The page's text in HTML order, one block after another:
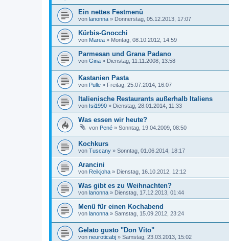
Ein nettes Festmenü
von lanonna » Donnerstag, 05.12.2013, 17:07
Kürbis-Gnocchi
von Marea » Montag, 08.10.2012, 14:59
Parmesan und Grana Padano
von Gina » Dienstag, 11.11.2008, 13:58
Kastanien Pasta
von Pulle » Freitag, 25.07.2014, 16:07
Italienische Restaurants außerhalb Italiens
von Isi1990 » Dienstag, 28.01.2014, 11:33
Was essen wir heute?
von Pené » Sonntag, 19.04.2009, 08:50
Kochkurs
von Tuscany » Sonntag, 01.06.2014, 18:17
Arancini
von Reikjoha » Dienstag, 16.10.2012, 12:12
Was gibt es zu Weihnachten?
von lanonna » Dienstag, 17.12.2013, 01:44
Menü für einen Kochabend
von lanonna » Samstag, 15.09.2012, 23:24
Gelato gusto "Don Vito"
von neuroticabj » Samstag, 23.03.2013, 15:02